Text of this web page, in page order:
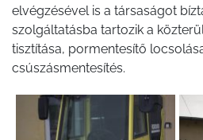
elvégzésével is a társaságot
szolgáltatásba tartozik a
tisztítása, pormentesítő
csúszásmentesítés.